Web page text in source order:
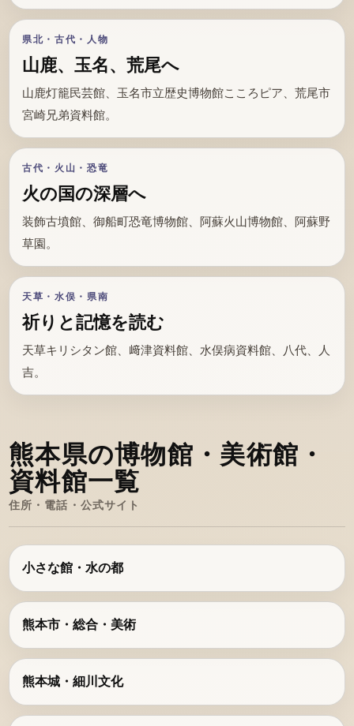
県北・古代・人物
山鹿、玉名、荒尾へ
山鹿灯籠民芸館、玉名市立歴史博物館こころピア、荒尾市
宮崎兄弟資料館。
古代・火山・恐竜
火の国の深層へ
装飾古墳館、御船町恐竜博物館、阿蘇火山博物館、阿蘇野
草園。
天草・水俣・県南
祈りと記憶を読む
天草キリシタン館、﨑津資料館、水俣病資料館、八代、人
吉。
熊本県の博物館・美術館・
資料館一覧
住所・電話・公式サイト
小さな館・水の都
熊本市・総合・美術
熊本城・細川文化